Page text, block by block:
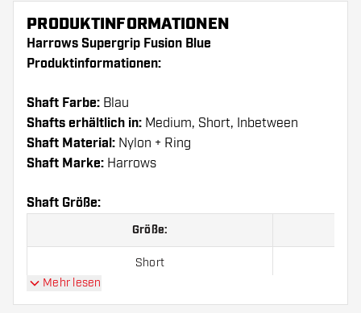
PRODUKTINFORMATIONEN
Harrows Supergrip Fusion Blue
Produktinformationen:
Shaft Farbe: Blau
Shafts erhältlich in: Medium, Short, Inbetween
Shaft Material: Nylon + Ring
Shaft Marke: Harrows
Shaft Größe:
Größe:
Short
Mehr lesen